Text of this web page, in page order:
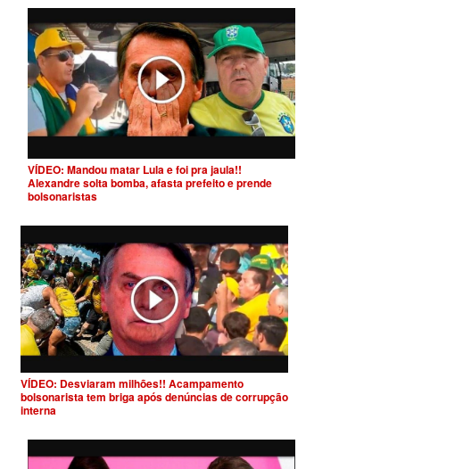
VÍDEO: Mandou matar Lula e foi pra jaula!!
Alexandre solta bomba, afasta prefeito e prende
bolsonaristas
VÍDEO: Desviaram milhões!! Acampamento
bolsonarista tem briga após denúncias de corrupção
interna